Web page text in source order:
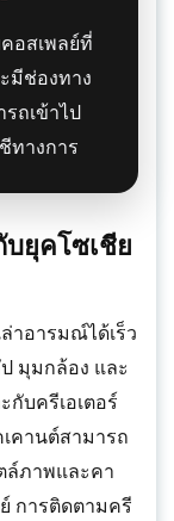
อสเพลย์ที่
มีช่องทาง
ถเข้าไป
ทางการ
ยุคโซเชีย
าอารมณ์ได้เร็ว
มุมกล้อง และ
บครีเอเตอร์
คานต์สามารถ
ล์ภาพและคา
การติดตามครี